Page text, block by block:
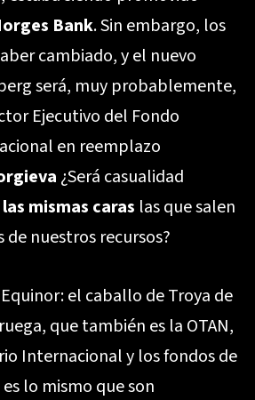
Bank. Sin embargo, los
cambiado, y el nuevo
será, muy probablemente,
Ejecutivo del Fondo
en reemplazo
¿Será casualidad
mismas caras las que salen
de nuestros recursos?
el caballo de Troya de
que también es la OTAN,
Internacional y los fondos de
lo mismo que son